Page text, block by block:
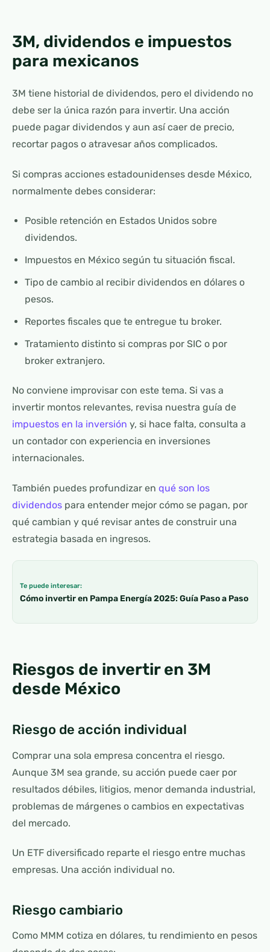
3M, dividendos e impuestos
para mexicanos
3M tiene historial de dividendos, pero el dividendo no
debe ser la única razón para invertir. Una acción
puede pagar dividendos y aun así caer de precio,
recortar pagos o atravesar años complicados.
Si compras acciones estadounidenses desde México,
normalmente debes considerar:
Posible retención en Estados Unidos sobre
dividendos.
Impuestos en México según tu situación fiscal.
Tipo de cambio al recibir dividendos en dólares o
pesos.
Reportes fiscales que te entregue tu broker.
Tratamiento distinto si compras por SIC o por
broker extranjero.
No conviene improvisar con este tema. Si vas a
invertir montos relevantes, revisa nuestra guía de
impuestos en la inversión y, si hace falta, consulta a
un contador con experiencia en inversiones
internacionales.
También puedes profundizar en qué son los
dividendos para entender mejor cómo se pagan, por
qué cambian y qué revisar antes de construir una
estrategia basada en ingresos.
Te puede interesar:
Cómo invertir en Pampa Energía 2025: Guía Paso a Paso
Riesgos de invertir en 3M
desde México
Riesgo de acción individual
Comprar una sola empresa concentra el riesgo.
Aunque 3M sea grande, su acción puede caer por
resultados débiles, litigios, menor demanda industrial,
problemas de márgenes o cambios en expectativas
del mercado.
Un ETF diversificado reparte el riesgo entre muchas
empresas. Una acción individual no.
Riesgo cambiario
Como MMM cotiza en dólares, tu rendimiento en pesos